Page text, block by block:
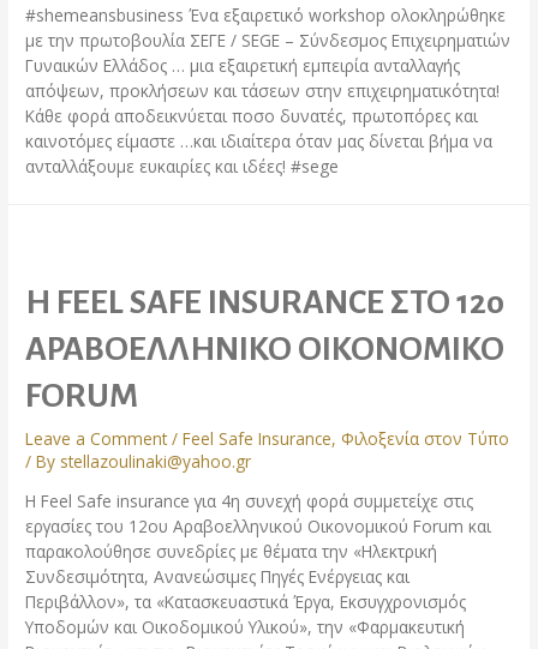
#shemeansbusiness Ένα εξαιρετικό workshop ολοκληρώθηκε
με την πρωτοβουλία ΣΕΓΕ / SEGE – Σύνδεσμος Επιχειρηματιών
Γυναικών Ελλάδος … μια εξαιρετική εμπειρία ανταλλαγής
απόψεων, προκλήσεων και τάσεων στην επιχειρηματικότητα!
Κάθε φορά αποδεικνύεται ποσο δυνατές, πρωτοπόρες και
καινοτόμες είμαστε …και ιδιαίτερα όταν μας δίνεται βήμα να
ανταλλάξουμε ευκαιρίες και ιδέες! #sege
Η FEEL SAFE INSURANCE ΣΤΟ 12ο
ΑΡΑΒΟΕΛΛΗΝΙΚΟ ΟΙΚΟΝΟΜΙΚΟ
FORUM
Leave a Comment /Feel Safe Insurance,Φιλοξενία στον Τύπο
/ By stellazoulinaki@yahoo.gr
Η Feel Safe insurance για 4η συνεχή φορά συμμετείχε στις
εργασίες του 12oυ Αραβοελληνικού Οικονομικού Forum και
παρακολούθησε συνεδρίες με θέματα την «Ηλεκτρική
Συνδεσιμότητα, Ανανεώσιμες Πηγές Ενέργειας και
Περιβάλλον», τα «Κατασκευαστικά Έργα, Εκσυγχρονισμός
Υποδομών και Οικοδομικού Υλικού», την «Φαρμακευτική